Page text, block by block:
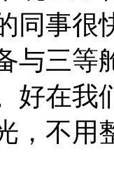
同事很
与三等
好在我
，不用